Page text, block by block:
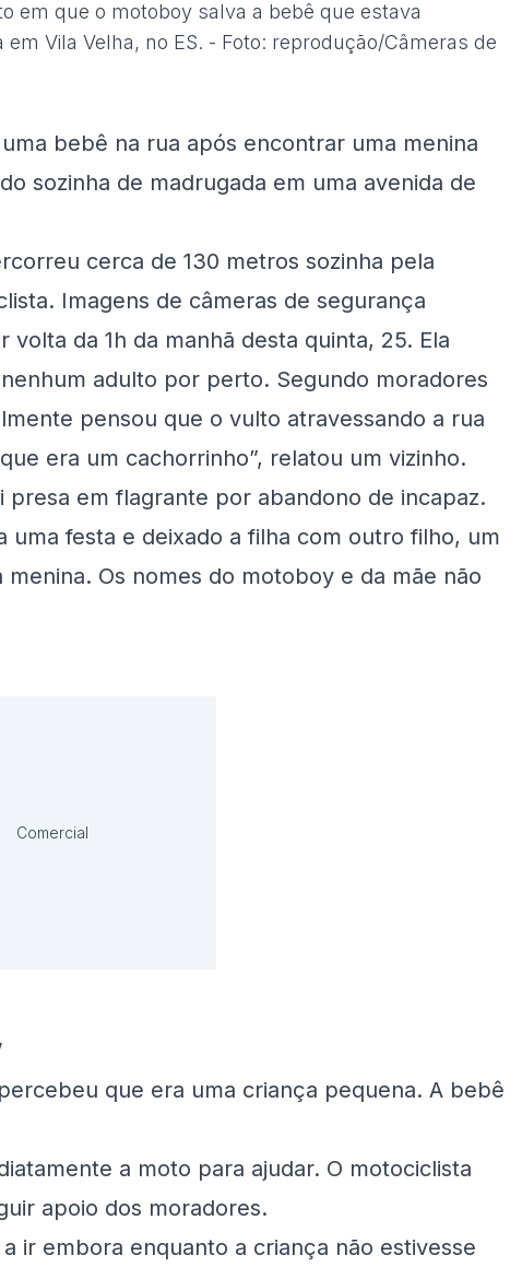
em que o motoboy salva a bebê que estava
Vila Velha, no ES. - Foto: reprodução/Câmeras de
bebê na rua após encontrar uma menina
sozinha de madrugada em uma avenida de
cerca de 130 metros sozinha pela
Imagens de câmeras de segurança
da 1h da manhã desta quinta, 25. Ela
adulto por perto. Segundo moradores
pensou que o vulto atravessando a rua
era um cachorrinho”, relatou um vizinho.
presa em flagrante por abandono de incapaz.
uma festa e deixado a filha com outro filho, um
Os nomes do motoboy e da mãe não
Comercial
que era uma criança pequena. A bebê
a moto para ajudar. O motociclista
apoio dos moradores.
ir embora enquanto a criança não estivesse